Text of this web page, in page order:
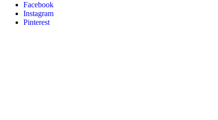
Facebook
Instagram
Pinterest